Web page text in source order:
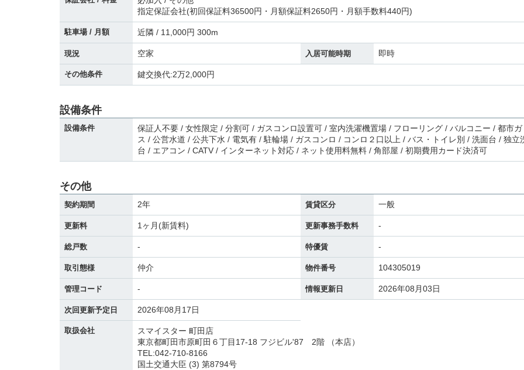
指定保証会社(初回保証料36500円・月額保証料2650円・月額手数料440円)
駐車場 / 月額 近隣 / 11,000円 300m
現況 空家 入居可能時期 即時
その他条件 鍵交換代:2万2,000円
設備条件
設備条件
保証人不要 / 女性限定 / 分割可 / ガスコンロ設置可 / 室内洗濯機置場 / フローリング / バルコニー / 都市ガ
ス / 公営水道 / 公共下水 / 電気有 / 駐輪場 / ガスコンロ / コンロ２口以上 / バス・トイレ別 / 洗面台 / 独立
台 / エアコン / CATV / インターネット対応 / ネット使用料無料 / 角部屋 / 初期費用カード決済可
その他
契約期間 2年 賃貸区分 一般
更新料 1ヶ月(新賃料) 更新事務手数料 -
総戸数 - 特優賃 -
取引態様 仲介 物件番号 104305019
管理コード - 情報更新日 2026年08月03日
次回更新予定日 2026年08月17日
取扱会社
スマイスター 町田店
東京都町田市原町田６丁目17-18 フジビル'87 2階 （本店）
TEL:042-710-8166
国土交通大臣 (3) 第8794号